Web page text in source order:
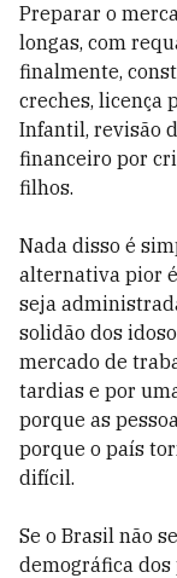
Preparar o
longas, com
finalmente,
creches, licença
Infantil, revisão
financeiro por
filhos.
Nada disso é
alternativa pior
seja
solidão dos
mercado de
tardias e por
porque as
porque o país
difícil.
Se o Brasil não
demográfica